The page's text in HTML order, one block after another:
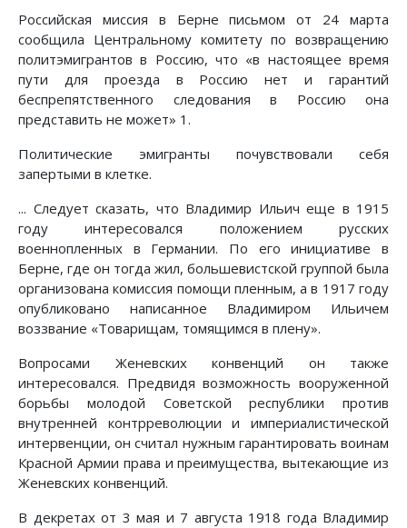
Российская миссия в Берне письмом от 24 марта
сообщила Центральному комитету по возвращению
политэмигрантов в Россию, что «в настоящее время
пути для проезда в Россию нет и гарантий
беспрепятственного следования в Россию она
представить не может» 1.
Политические эмигранты почувствовали себя
запертыми в клетке.
... Следует сказать, что Владимир Ильич еще в 1915
году интересовался положением русских
военнопленных в Германии. По его инициативе в
Берне, где он тогда жил, большевистской группой была
организована комиссия помощи пленным, а в 1917 году
опубликовано написанное Владимиром Ильичем
воззвание «Товарищам, томящимся в плену».
Вопросами Женевских конвенций он также
интересовался. Предвидя возможность вооруженной
борьбы молодой Советской республики против
внутренней контрреволюции и империалистической
интервенции, он считал нужным гарантировать воинам
Красной Армии права и преимущества, вытекающие из
Женевских конвенций.
В декретах от 3 мая и 7 августа 1918 года Владимир